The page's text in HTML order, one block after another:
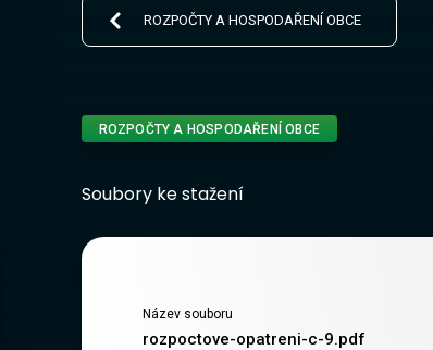
ROZPOČTY A HOSPODAŘENÍ OBCE
ROZPOČTY A HOSPODAŘENÍ OBCE
Soubory ke stažení
Název souboru
rozpoctove-opatreni-c-9.pdf